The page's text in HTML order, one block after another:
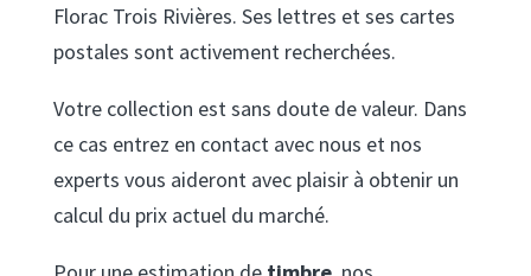
Florac Trois Rivières. Ses lettres et ses cartes
postales sont activement recherchées.
Votre collection est sans doute de valeur. Dans
ce cas entrez en contact avec nous et nos
experts vous aideront avec plaisir à obtenir un
calcul du prix actuel du marché.